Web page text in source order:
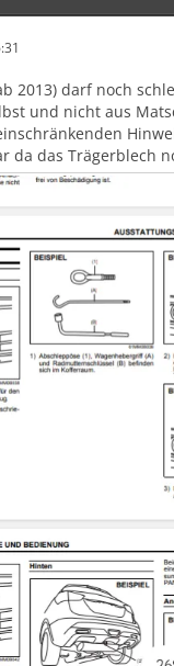
2013) darf noch
und nicht aus
da das Trägerblech